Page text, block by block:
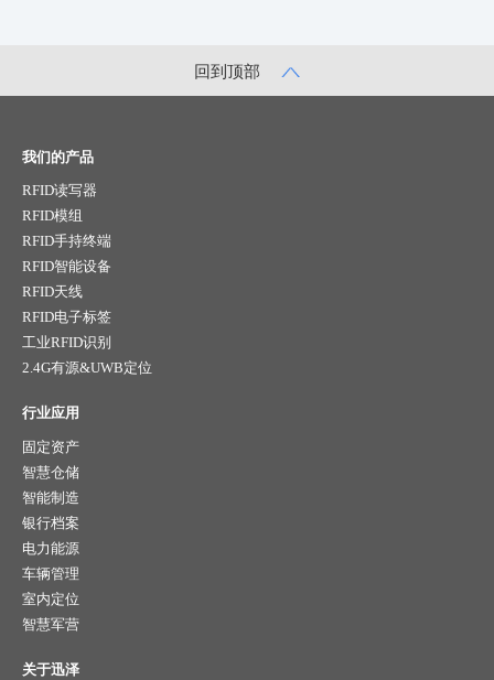
回到顶部
我们的产品
RFID读写器
RFID模组
RFID手持终端
RFID智能设备
RFID天线
RFID电子标签
工业RFID识别
2.4G有源&UWB定位
行业应用
固定资产
智慧仓储
智能制造
银行档案
电力能源
车辆管理
室内定位
智慧军营
关于迅泽